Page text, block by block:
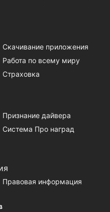
Скачивание приложения
Работа по всему миру
Страховка
Признание дайвера
Система Про наград
Правовая информация